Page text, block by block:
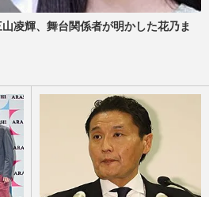
凌輝、舞台関係者が明かした花乃ま